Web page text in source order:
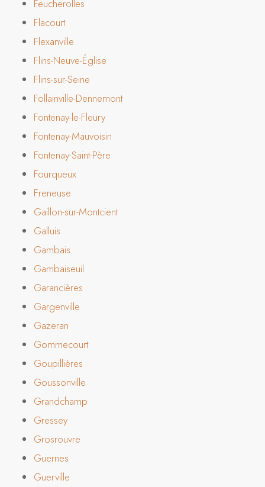
Feucherolles
Flacourt
Flexanville
Flins-Neuve-Église
Flins-sur-Seine
Follainville-Dennemont
Fontenay-le-Fleury
Fontenay-Mauvoisin
Fontenay-Saint-Père
Fourqueux
Freneuse
Gaillon-sur-Montcient
Galluis
Gambais
Gambaiseuil
Garancières
Gargenville
Gazeran
Gommecourt
Goupillières
Goussonville
Grandchamp
Gressey
Grosrouvre
Guernes
Guerville